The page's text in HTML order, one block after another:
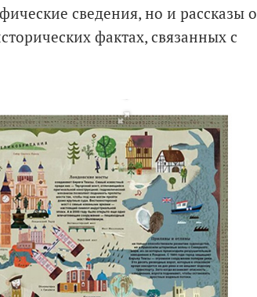
сведения, но и рассказы о
фактах, связанных с